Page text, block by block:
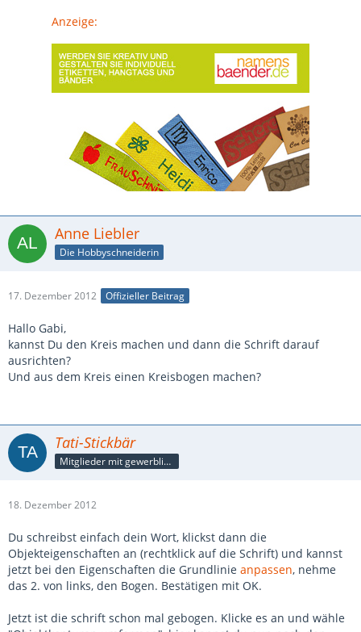
Anzeige:
Anne Liebler
Die Hobbyschneiderin
17. Dezember 2012 Offizieller Beitrag
Hallo Gabi,
kannst Du den Kreis machen und dann die Schrift darauf
ausrichten?
Und aus dem Kreis einen Kreisbogen machen?
Tati-Stickbär
Mitglieder mit gewerblicher Verbindung, auch als Mitarbeiter/in
18. Dezember 2012
Du schreibst einfach dein Wort, klickst dann die
Objekteigenschaften an (rechtklick auf die Schrift) und kannst
jetzt bei den Eigenschaften die Grundlinie anpassen, nehme
das 2. von links, den Bogen. Bestätigen mit OK.
Jetzt ist die schrift schon mal gebogen. Klicke es an und wähle